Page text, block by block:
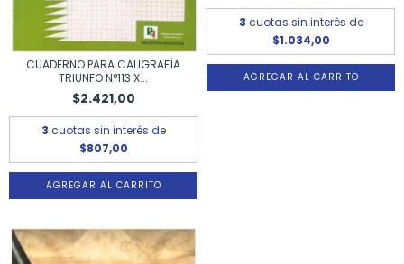
CUADERNO PARA CALIGRAFÍA
TRIUNFO N°113 X...
$2.421,00
3 cuotas sin interés de
$807,00
3 cuotas sin interés de
$1.034,00